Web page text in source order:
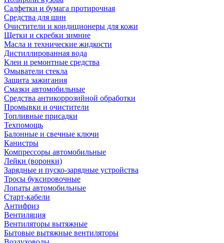
Салфетки и бумага протирочная
Средства для шин
Очистители и кондиционеры для кожи
Щетки и скребки зимние
Масла и технические жидкости
Дистиллированная вода
Клеи и ремонтные средства
Омыватели стекла
Защита зажигания
Смазки автомобильные
Средства антикоррозийной обработки
Промывки и очистители
Топливные присадки
Техпомощь
Балонные и свечные ключи
Канистры
Компрессоры автомобильные
Лейки (воронки)
Зарядные и пуско-зарядные устройства
Тросы буксировочные
Лопаты автомобильные
Старт-кабели
Антифриз
Вентиляция
Вентиляторы вытяжные
Бытовые вытяжные вентиляторы